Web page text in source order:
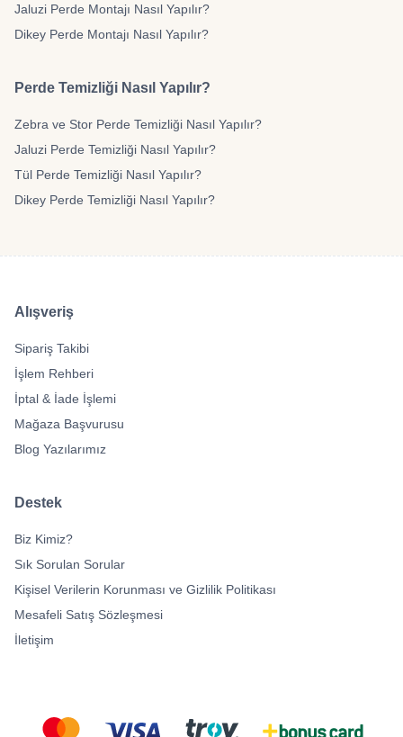
Jaluzi Perde Montajı Nasıl Yapılır?
Dikey Perde Montajı Nasıl Yapılır?
Perde Temizliği Nasıl Yapılır?
Zebra ve Stor Perde Temizliği Nasıl Yapılır?
Jaluzi Perde Temizliği Nasıl Yapılır?
Tül Perde Temizliği Nasıl Yapılır?
Dikey Perde Temizliği Nasıl Yapılır?
Alışveriş
Sipariş Takibi
İşlem Rehberi
İptal & İade İşlemi
Mağaza Başvurusu
Blog Yazılarımız
Destek
Biz Kimiz?
Sık Sorulan Sorular
Kişisel Verilerin Korunması ve Gizlilik Politikası
Mesafeli Satış Sözleşmesi
İletişim